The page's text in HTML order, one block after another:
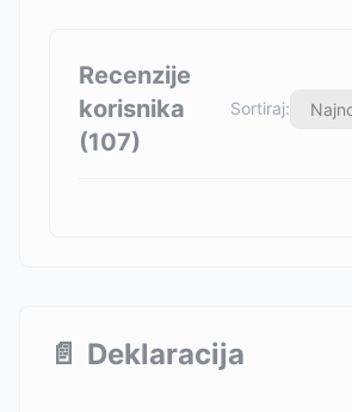
Recenzije
korisnika
(107)
Sortiraj:
📄 Deklaracija